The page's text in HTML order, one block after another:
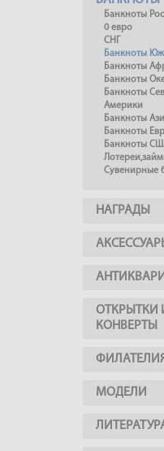
Банкноты
0 евро
СНГ
Банкноты
Банкноты
Банкноты
Банкноты
Америки
Банкноты
Банкноты
Банкноты
Сувенирные
НАГРАДЫ
ОТКРЫТКИ
КОНВЕРТЫ
МОДЕЛИ